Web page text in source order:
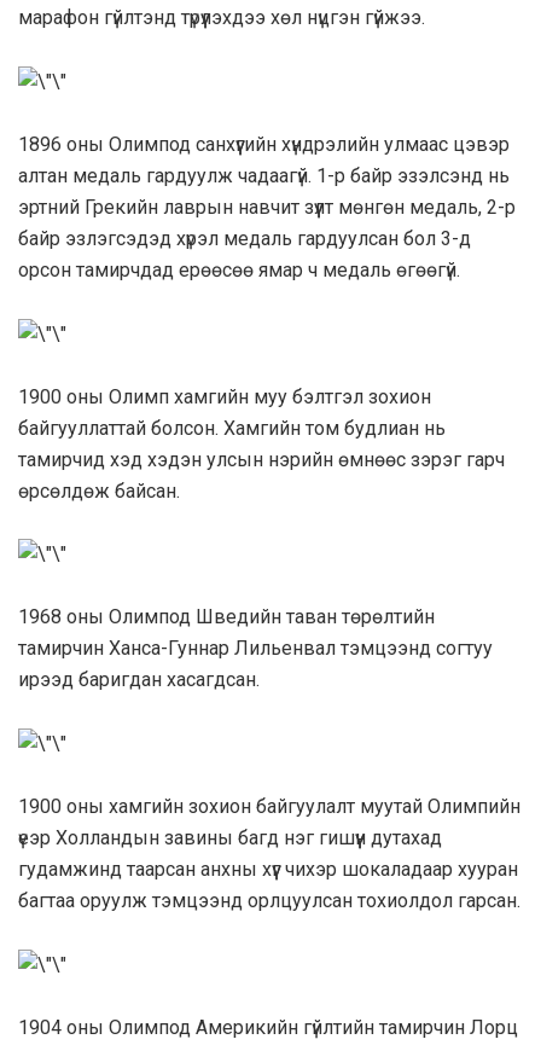
марафон гүйлтэнд түрүүлэхдээ хөл нүцгэн гүйжээ.
1896 оны Олимпод санхүүгийн хүндрэлийн улмаас цэвэр
алтан медаль гардуулж чадаагүй. 1-р байр эзэлсэнд нь
эртний Грекийн лаврын навчит зүүлт мөнгөн медаль, 2-р
байр эзлэгсэдэд хүрэл медаль гардуулсан бол 3-д
орсон тамирчдад ерөөсөө ямар ч медаль өгөөгүй.
1900 оны Олимп хамгийн муу бэлтгэл зохион
байгууллаттай болсон. Хамгийн том будлиан нь
тамирчид хэд хэдэн улсын нэрийн өмнөөс зэрэг гарч
өрсөлдөж байсан.
1968 оны Олимпод Шведийн таван төрөлтийн
тамирчин Ханса-Гуннар Лильенвал тэмцээнд согтуу
ирээд баригдан хасагдсан.
1900 оны хамгийн зохион байгуулалт муутай Олимпийн
үеэр Холландын завины багд нэг гишүүн дутахад
гудамжинд таарсан анхны хүүг чихэр шокаладаар хууран
багтаа оруулж тэмцээнд орлцуулсан тохиолдол гарсан.
1904 оны Олимпод Америкийн гүйлтийн тамирчин Лорц